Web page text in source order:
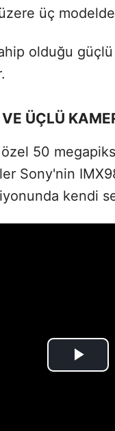
üç
olduğu
ÜÇLÜ
50
Sony'nin
kendi